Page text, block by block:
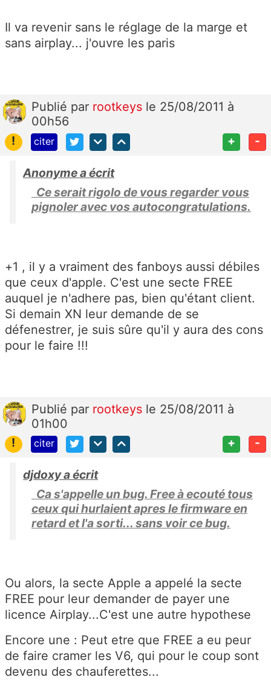
Il va revenir sans le réglage de la marge et
sans airplay... j'ouvre les paris
Publié par rootkeys le 25/08/2011 à
00h56
!
citer + -
Anonyme a écrit
Ce serait rigolo de vous regarder vous
pignoler avec vos autocongratulations.
+1 , il y a vraiment des fanboys aussi débiles
que ceux d'apple. C'est une secte FREE
auquel je n'adhere pas, bien qu'étant client.
Si demain XN leur demande de se
défenestrer, je suis sûre qu'il y aura des cons
pour le faire !!!
Publié par rootkeys le 25/08/2011 à
01h00
!
citer + -
djdoxy a écrit
Ca s'appelle un bug. Free à ecouté tous
ceux qui hurlaient apres le firmware en
retard et l'a sorti... sans voir ce bug.
Ou alors, la secte Apple a appelé la secte
FREE pour leur demander de payer une
licence Airplay...C'est une autre hypothese
Encore une : Peut etre que FREE a eu peur
de faire cramer les V6, qui pour le coup sont
devenu des chauferettes...